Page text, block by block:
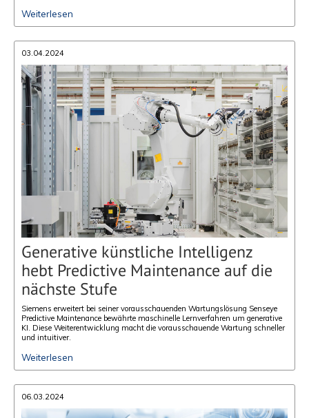
Weiterlesen
03.04.2024
Generative künstliche Intelligenz
hebt Predictive Maintenance auf die
nächste Stufe
Siemens erweitert bei seiner vorausschauenden Wartungslösung Senseye
Predictive Maintenance bewährte maschinelle Lernverfahren um generative
KI. Diese Weiterentwicklung macht die vorausschauende Wartung schneller
und intuitiver.
Weiterlesen
06.03.2024